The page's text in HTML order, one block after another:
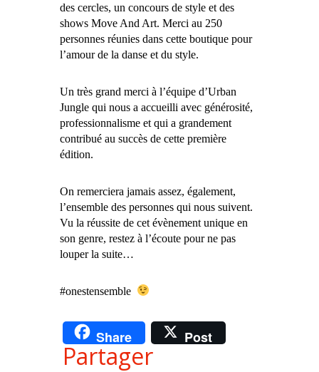
des cercles, un concours de style et des
shows Move And Art. Merci au 250
personnes réunies dans cette boutique pour
l’amour de la danse et du style.
Un très grand merci à l’équipe d’Urban
Jungle qui nous a accueilli avec générosité,
professionnalisme et qui a grandement
contribué au succès de cette première
édition.
On remerciera jamais assez, également,
l’ensemble des personnes qui nous suivent.
Vu la réussite de cet évènement unique en
son genre, restez à l’écoute pour ne pas
louper la suite…
#onestensemble
Share Post
Partager